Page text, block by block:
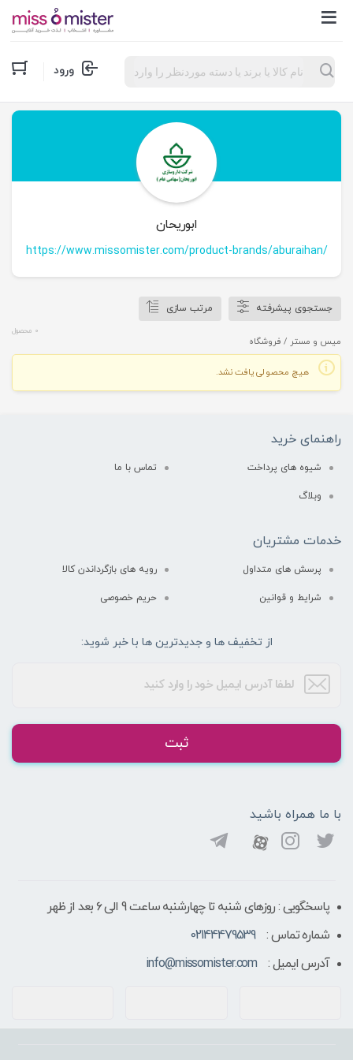
Products
search ورود
ابوریحان
https://www.missomister.com/product-brands/aburaihan/
جستجوی پیشرفته مرتب سازی
میس و مستر / فروشگاه
0 محصول
هیچ محصولی یافت نشد.
راهنمای خرید
شیوه های پرداخت تماس با ما
وبلاگ
خدمات مشتریان
پرسش های متداول رویه های بازگرداندن کالا
شرایط و قوانین حریم خصوصی
از تخفیف ها و جدیدترین ها با خبر شوید:
ثبت
با ما همراه باشید
پاسخگویی : روزهای شنبه تا چهارشنبه ساعت 9 الی ۶ بعد از ظهر
شماره تماس :
02144479539
آدرس ایمیل :
info@missomister.com